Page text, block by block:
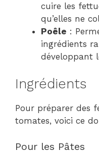
cuire les
qu’elles ne
Poêle :
ingrédients
développant
Ingrédients
Pour préparer des
tomates, voici ce
Pour les Pâtes